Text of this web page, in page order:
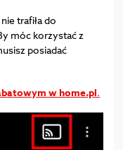
trafiła do
móc korzystać z
posiadać
w home.pl.